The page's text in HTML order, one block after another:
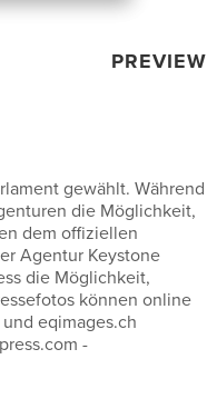
PREVIEW
gewählt. Während
die Möglichkeit,
dem offiziellen
Agentur Keystone
die Möglichkeit,
können online
eqimages.ch
-